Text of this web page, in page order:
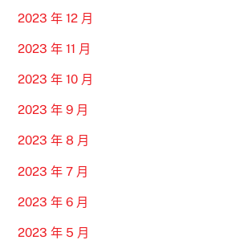
2023 年 12 月
2023 年 11 月
2023 年 10 月
2023 年 9 月
2023 年 8 月
2023 年 7 月
2023 年 6 月
2023 年 5 月